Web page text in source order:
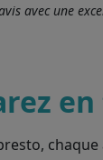
avec une